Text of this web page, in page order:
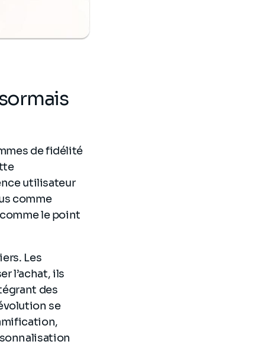
de fidélité
utilisateur
comme
le point
Les
l’achat, ils
des
se